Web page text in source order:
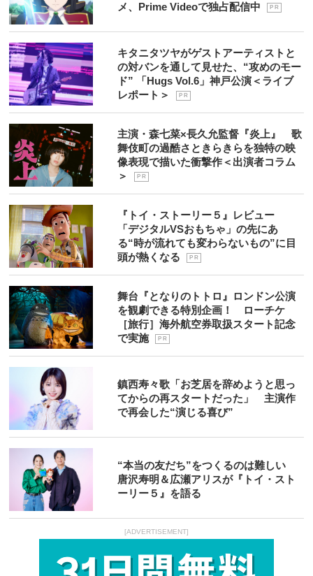
メ、Prime Videoで独占配信中
P R
キタニタツヤがゲストアーティストと
の対バンを通して見せた、“攻めのモー
ド” 「Hugs Vol.6」神戸公演＜ライブ
レポート＞
P R
主演・森七菜×長久允監督『炎上』 歌
舞伎町の過酷さときらきらを独特の映
像表現で描いた衝撃作＜出演者コラム
＞
P R
『トイ・ストーリー５』レビュー
「デジタルVSおもちゃ」の先にあ
る“時が流れても変わらないもの”に目
頭が熱くなる
P R
舞台『となりのトトロ』ロンドン公演
を観劇できる特別企画！ ローチケ
［旅行］海外航空券取扱スタート記念
で実施
P R
鎮西寿々歌「お芝居を辞めようと思っ
てからの再スタートだった」 主演作
で再会した“演じる喜び”
“本当の友だち”をつくるのは難しい
唐沢寿明＆広瀬アリスが『トイ・スト
ーリー５』を語る
[ADVERTISEMENT]